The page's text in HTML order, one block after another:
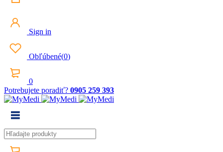
Sign in
Obľúbené(0)
0
Potrebujete poradiť? 0905 259 393